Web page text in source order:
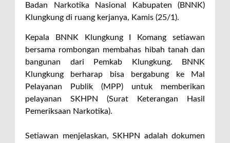
Badan Narkotika Nasional Kabupaten (BNNK)
Klungkung di ruang kerjanya, Kamis (25/1).
Kepala BNNK Klungkung I Komang setiawan
bersama rombongan membahas hibah tanah dan
bangunan dari Pemkab Klungkung. BNNK
Klungkung berharap bisa bergabung ke Mal
Pelayanan Publik (MPP) untuk memberikan
pelayanan SKHPN (Surat Keterangan Hasil
Pemeriksaan Narkotika).
Setiawan menjelaskan, SKHPN adalah dokumen